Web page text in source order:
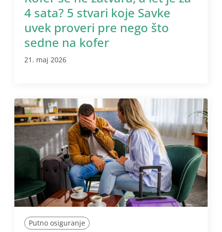
4 sata? 5 stvari koje Savke
uvek proveri pre nego što
sedne na kofer
21. maj 2026
Putno osiguranje